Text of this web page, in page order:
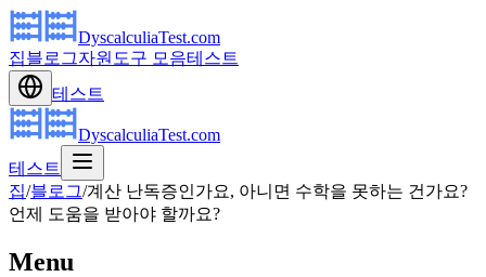
DyscalculiaTest.com
집블로그자원 도구 모음테스트
테스트
DyscalculiaTest.com
테스트
집/블로그/계산 난독증인가요, 아니면 수학을 못하는 건가요?
언제 도움을 받아야 할까요?
Menu